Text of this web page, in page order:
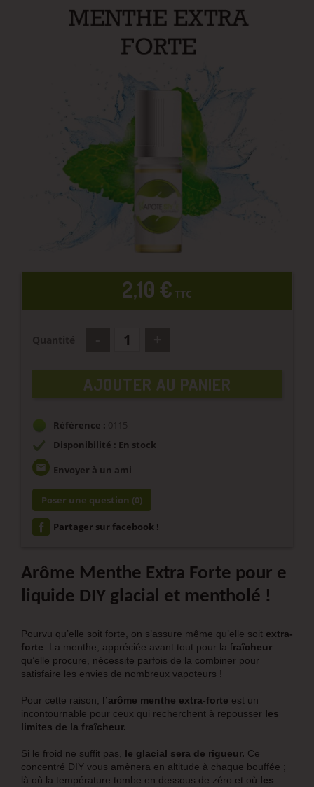
2,10 € TTC
AJOUTER AU PANIER
Référence :
0115
Disponibilité : En stock
email Envoyer à un ami
Poser une question (0)
Partager sur facebook !
Arôme Menthe Extra Forte pour e
liquide DIY glacial et mentholé !
Pourvu qu’elle soit forte, on s’assure même qu’elle soit extra-
forte. La menthe, appréciée avant tout pour la fraîcheur
qu’elle procure, nécessite parfois de la combiner pour
satisfaire les envies de nombreux vapoteurs !
Pour cette raison, l’arôme menthe extra-forte est un
incontournable pour ceux qui recherchent à repousser les
limites de la fraîcheur.
Si le froid ne suffit pas, le glacial sera de rigueur. Ce
concentré DIY vous amènera en altitude à chaque bouffée ;
là où la température tombe en dessous de zéro et où les